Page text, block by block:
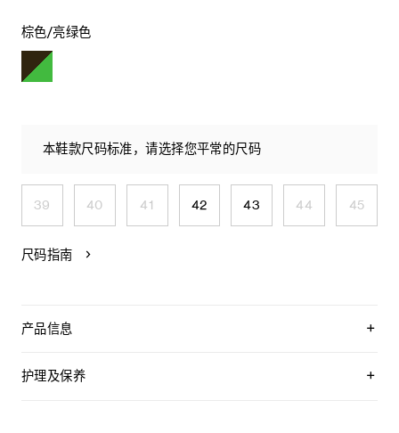
棕色/亮绿色
本鞋款尺码标准，请选择您平常的尺码
39 40 41 42 43 44 45
尺码指南
产品信息
衬里：50%牛皮革，25%羊皮革，25%织物
护理及保养